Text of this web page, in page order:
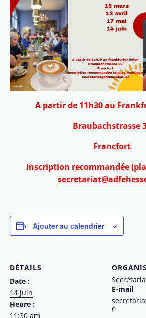
A partir de 11h30 au
Braubachstrasse
Francfort
Inscription recommandée
Ajouter au calendrier
DÉTAILS
Date :
14 juin
Heure :
11:30 am
E-mail
e